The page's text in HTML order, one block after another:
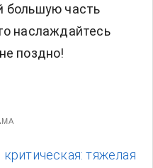
большую часть
наслаждайтесь
поздно!
тяжелая